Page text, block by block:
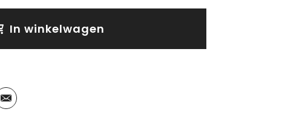
In winkelwagen